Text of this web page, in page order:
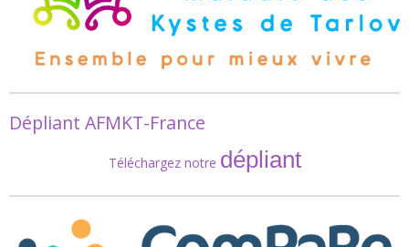
Dépliant AFMKT-France
Téléchargez notre dépliant